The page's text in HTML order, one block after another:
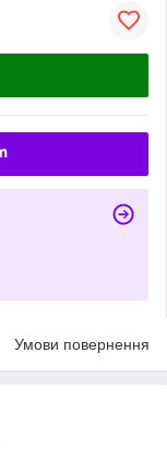
Умови повернення